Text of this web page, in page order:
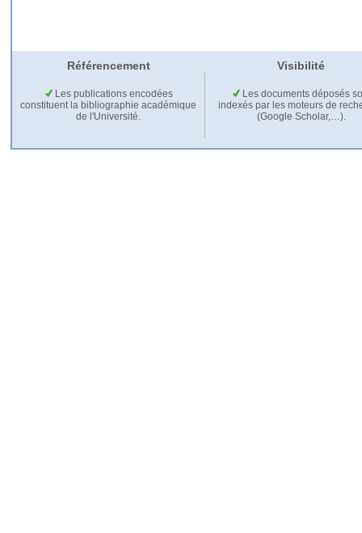
Référencement Visibilité
Les publications encodées
constituent la bibliographie académique
de l'Université.
Les documents déposés
indexés par les moteurs de
(Google Scholar,…).